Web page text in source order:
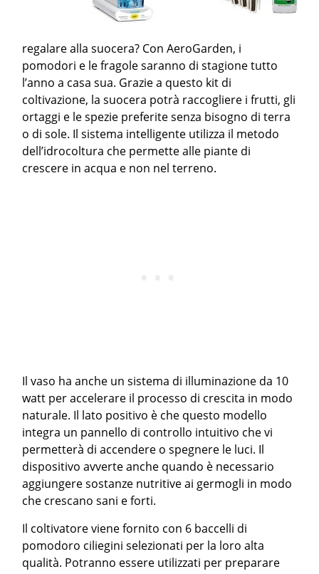
regalare alla suocera? Con AeroGarden, i
pomodori e le fragole saranno di stagione tutto
l’anno a casa sua. Grazie a questo kit di
coltivazione, la suocera potrà raccogliere i frutti, gli
ortaggi e le spezie preferite senza bisogno di terra
o di sole. Il sistema intelligente utilizza il metodo
dell’idrocoltura che permette alle piante di
crescere in acqua e non nel terreno.
Il vaso ha anche un sistema di illuminazione da 10
watt per accelerare il processo di crescita in modo
naturale. Il lato positivo è che questo modello
integra un pannello di controllo intuitivo che vi
permetterà di accendere o spegnere le luci. Il
dispositivo avverte anche quando è necessario
aggiungere sostanze nutritive ai germogli in modo
che crescano sani e forti.
Il coltivatore viene fornito con 6 baccelli di
pomodoro ciliegini selezionati per la loro alta
qualità. Potranno essere utilizzati per preparare